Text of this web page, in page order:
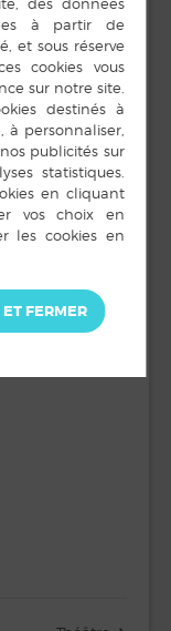
» vous
dans la